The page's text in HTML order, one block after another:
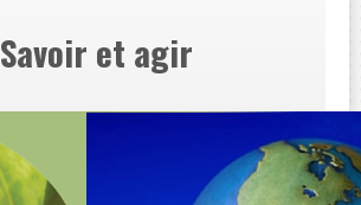
Savoir et agir